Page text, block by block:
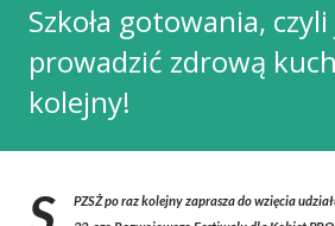
Szkoła gotowania,
prowadzić zdrową
kolejny!
PZSŻ po raz kolejny zaprasza do wzięcia